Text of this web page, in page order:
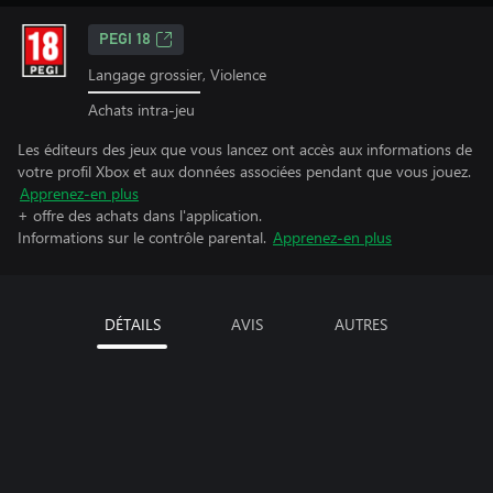
PEGI 18
Langage grossier, Violence
Achats intra-jeu
Les éditeurs des jeux que vous lancez ont accès aux informations de
votre profil Xbox et aux données associées pendant que vous jouez.
Apprenez-en plus
+ offre des achats dans l'application.
Informations sur le contrôle parental. Apprenez-en plus
DÉTAILS AVIS AUTRES